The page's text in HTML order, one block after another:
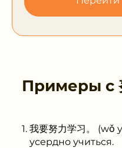
Примеры с
我要努力学习。
усердно учиться.